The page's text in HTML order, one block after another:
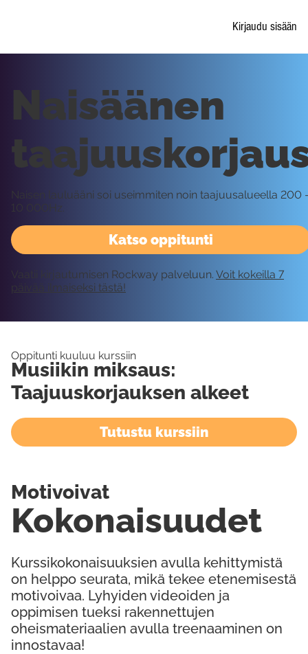
Kirjaudu sisään
Katso oppitunti
Naisäänen
Naisen lauluääni soi useimmiten noin taajuusalueella 200
10 000Hz.
Vaatii kirjautumisen Rockway palveluun. Voit kokeilla 7
päivää ilmaiseksi tästä!
Oppitunti kuuluu kurssiin
Musiikin miksaus:
Taajuuskorjauksen alkeet
Tutustu kurssiin
Kurssikokonaisuuksien avulla kehittymistä
on helppo seurata, mikä tekee etenemisestä
motivoivaa. Lyhyiden videoiden ja
oppimisen tueksi rakennettujen
oheismateriaalien avulla treenaaminen on
innostavaa!
Kokonaisuudet
Motivoivat